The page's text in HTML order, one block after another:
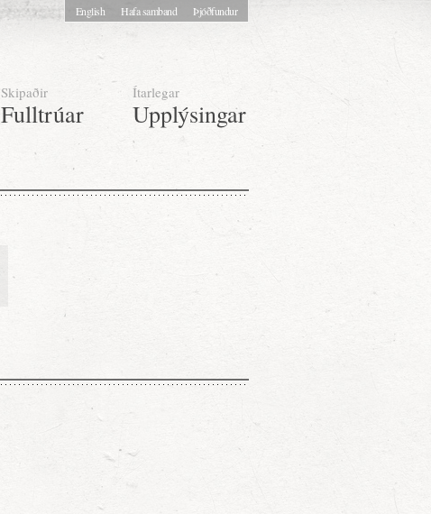
Skipaðir
Fulltrúar
Ítarlegar
Upplýsingar
English Hafa samband Þjóðfundur